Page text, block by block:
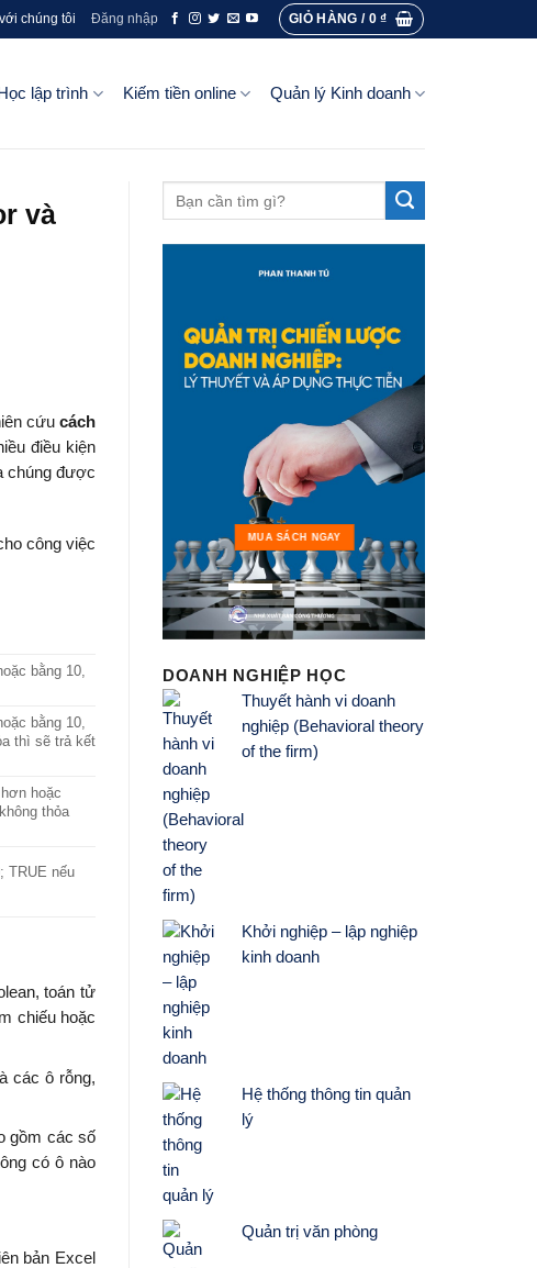
chúng tôi Đăng nhập GIỎ HÀNG / 0₫
Học lập trình Kiếm tiền online Quản lý Kinh doanh
và
cứu cách
điều kiện
chúng được
công việc
bằng 10,
bằng 10,
thì sẽ trả kết
hoặc
thỏa
TRUE nếu
toán tử
chiếu hoặc
các ô rỗng,
gồm các số
có ô nào
bản Excel
MUA SÁCH NGAY
DOANH NGHIỆP HỌC
Thuyết hành vi doanh
nghiệp (Behavioral theory
of the firm)
Khởi nghiệp – lập nghiệp
kinh doanh
Hệ thống thông tin quản
lý
Quản trị văn phòng